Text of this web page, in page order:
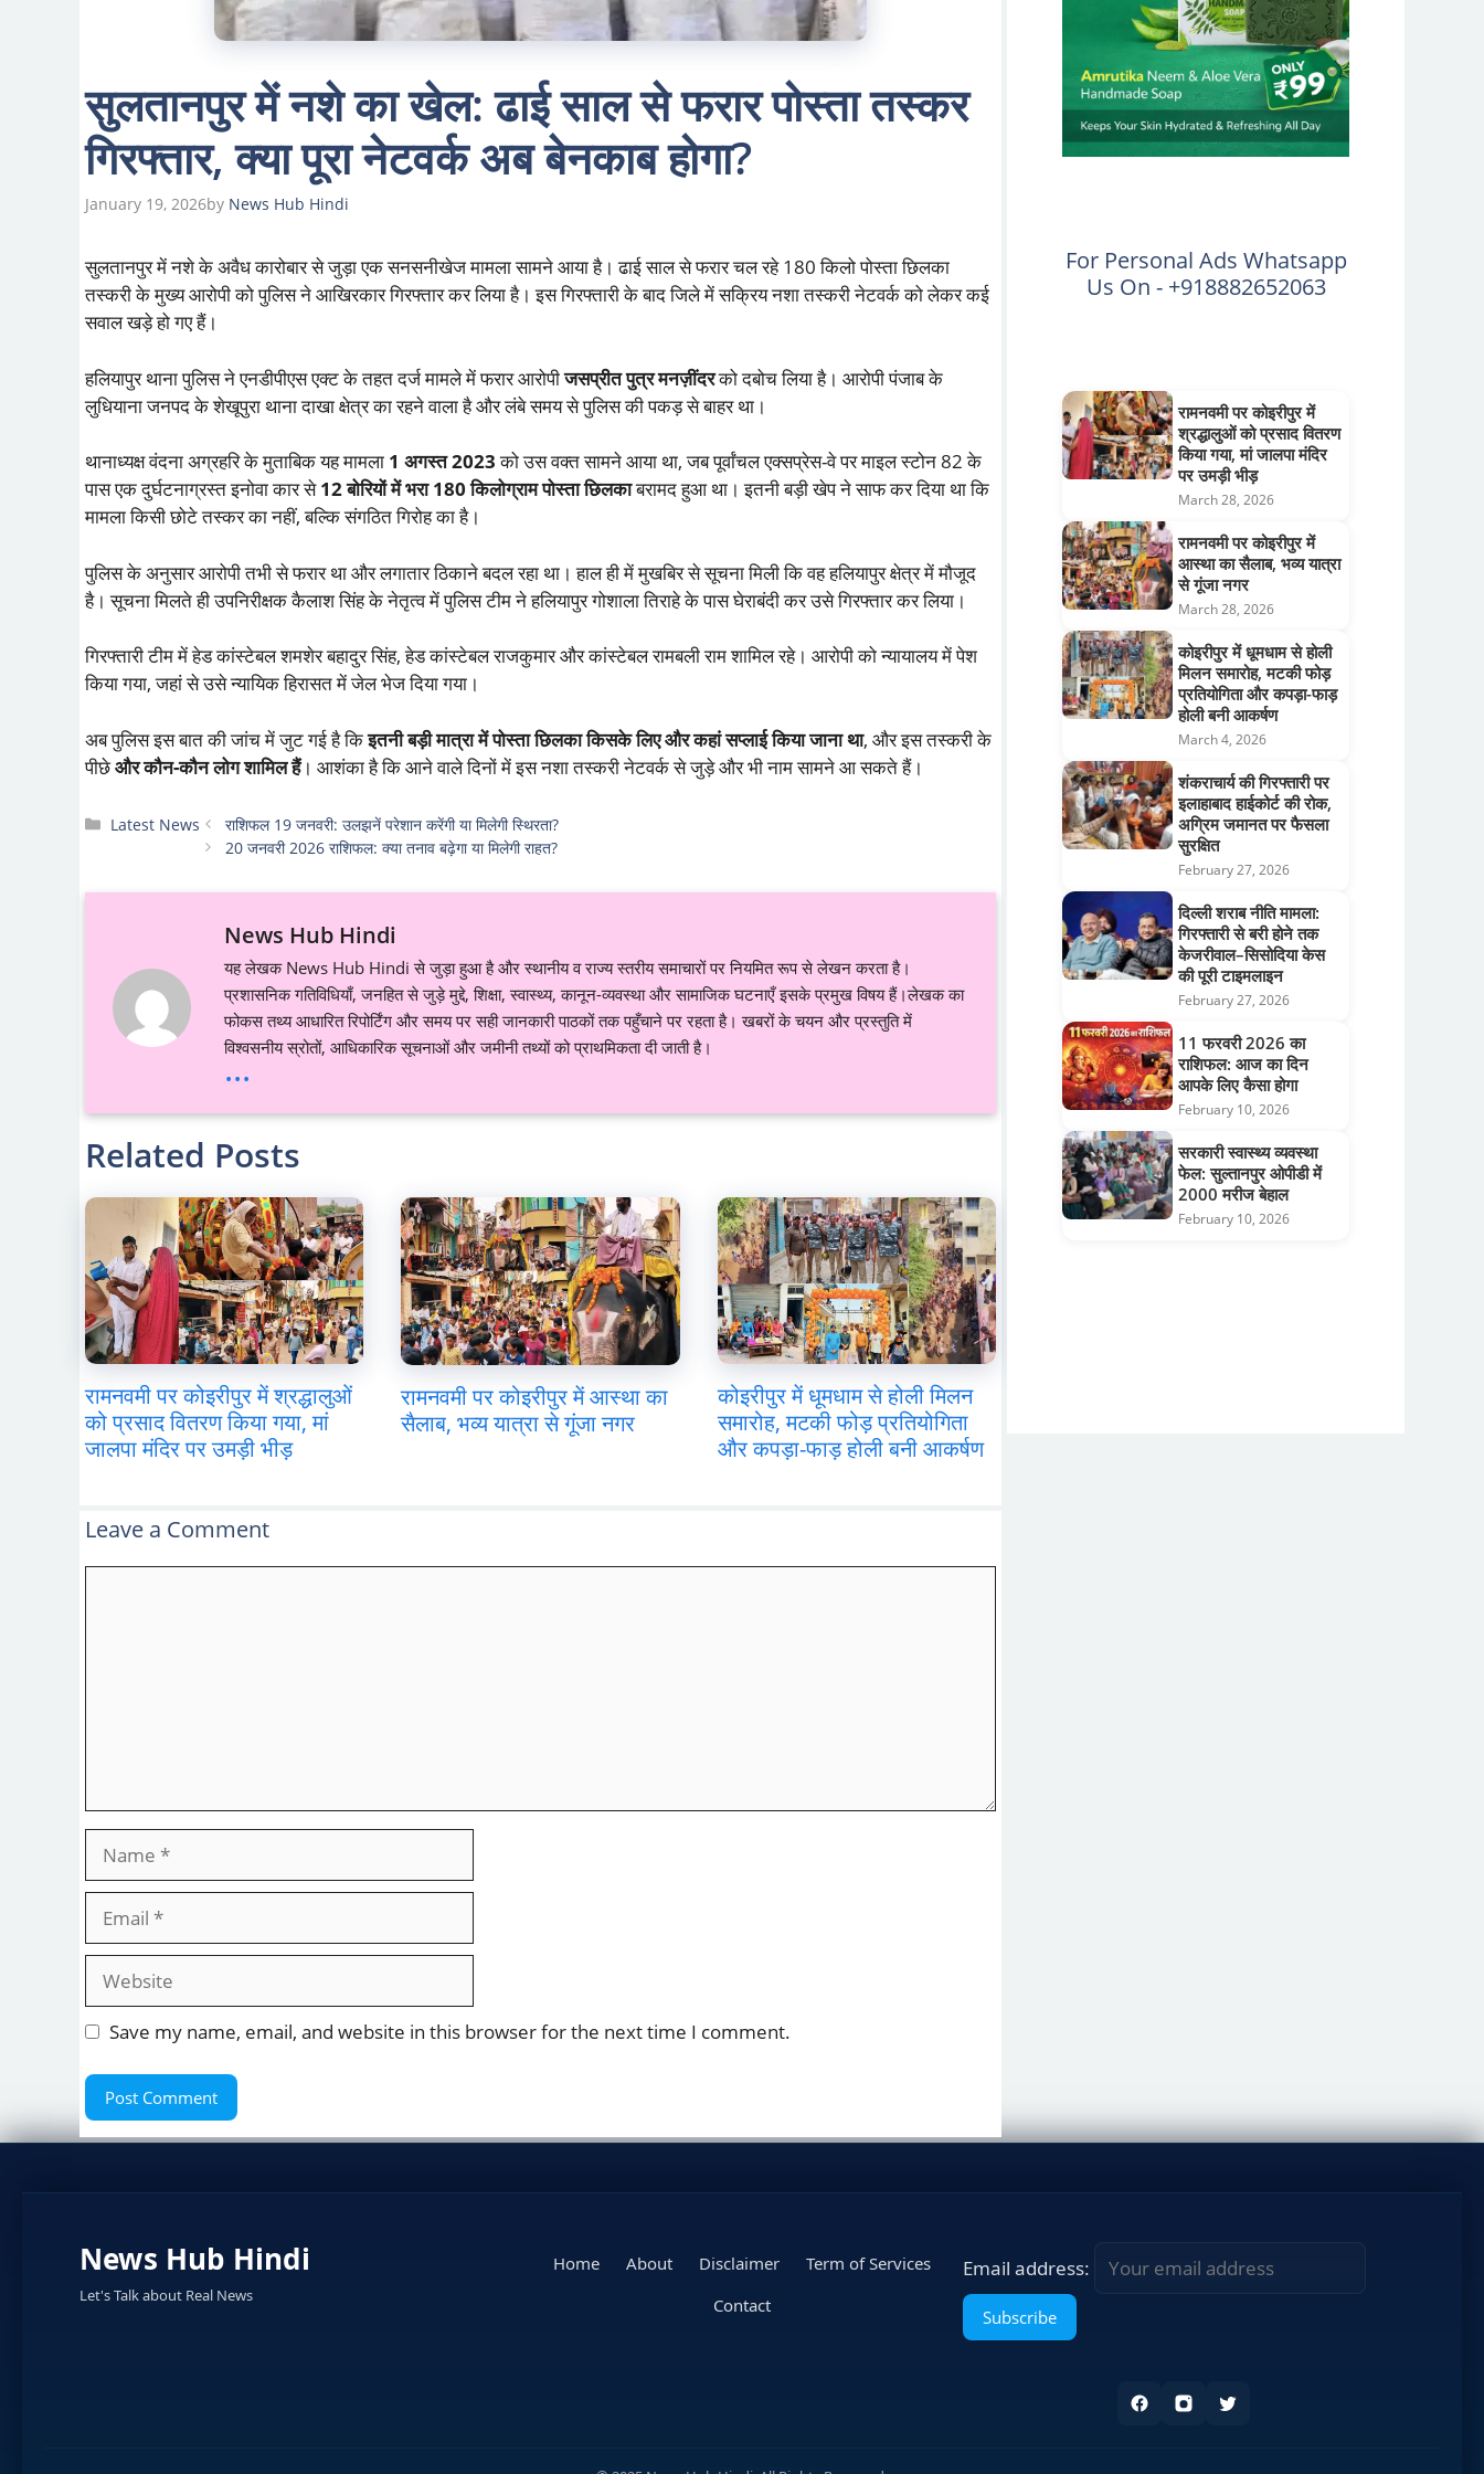
सुलतानपुर में नशे का खेल: ढाई साल से फरार पोस्ता तस्कर
गिरफ्तार, क्या पूरा नेटवर्क अब बेनकाब होगा?
January 19, 2026by News Hub Hindi
सुलतानपुर में नशे के अवैध कारोबार से जुड़ा एक सनसनीखेज मामला सामने आया है। ढाई साल से फरार चल रहे 180 किलो पोस्ता छिलका
तस्करी के मुख्य आरोपी को पुलिस ने आखिरकार गिरफ्तार कर लिया है। इस गिरफ्तारी के बाद जिले में सक्रिय नशा तस्करी नेटवर्क को लेकर कई
सवाल खड़े हो गए हैं।
हलियापुर थाना पुलिस ने एनडीपीएस एक्ट के तहत दर्ज मामले में फरार आरोपीजसप्रीत पुत्र मनज़ींदरको दबोच लिया है। आरोपी पंजाब के
लुधियाना जनपद के शेखूपुरा थाना दाखा क्षेत्र का रहने वाला है और लंबे समय से पुलिस की पकड़ से बाहर था।
थानाध्यक्ष वंदना अग्रहरि के मुताबिक यह मामला 1 अगस्त 2023को उस वक्त सामने आया था, जब पूर्वांचल एक्सप्रेस-वे पर माइल स्टोन 82 के
पास एक दुर्घटनाग्रस्त इनोवा कार से12 बोरियों में भरा 180 किलोग्राम पोस्ता छिलकाबरामद हुआ था। इतनी बड़ी खेप ने साफ कर दिया था कि
मामला किसी छोटे तस्कर का नहीं, बल्कि संगठित गिरोह का है।
पुलिस के अनुसार आरोपी तभी से फरार था और लगातार ठिकाने बदल रहा था। हाल ही में मुखबिर से सूचना मिली कि वह हलियापुर क्षेत्र में मौजूद
है। सूचना मिलते ही उपनिरीक्षक कैलाश सिंह के नेतृत्व में पुलिस टीम ने हलियापुर गोशाला तिराहे के पास घेराबंदी कर उसे गिरफ्तार कर लिया।
गिरफ्तारी टीम में हेड कांस्टेबल शमशेर बहादुर सिंह, हेड कांस्टेबल राजकुमार और कांस्टेबल रामबली राम शामिल रहे। आरोपी को न्यायालय में पेश
किया गया, जहां से उसे न्यायिक हिरासत में जेल भेज दिया गया।
अब पुलिस इस बात की जांच में जुट गई है किइतनी बड़ी मात्रा में पोस्ता छिलका किसके लिए और कहां सप्लाई किया जाना था, और इस तस्करी के
पीछेऔर कौन-कौन लोग शामिल हैं। आशंका है कि आने वाले दिनों में इस नशा तस्करी नेटवर्क से जुड़े और भी नाम सामने आ सकते हैं।
Categories
Latest News
राशिफल 19 जनवरी: उलझनें परेशान करेंगी या मिलेगी स्थिरता?
20 जनवरी 2026 राशिफल: क्या तनाव बढ़ेगा या मिलेगी राहत?
News Hub Hindi
यह लेखक News Hub Hindi से जुड़ा हुआ है और स्थानीय व राज्य स्तरीय समाचारों पर नियमित रूप से लेखन करता है।
प्रशासनिक गतिविधियाँ, जनहित से जुड़े मुद्दे, शिक्षा, स्वास्थ्य, कानून-व्यवस्था और सामाजिक घटनाएँ इसके प्रमुख विषय हैं।लेखक का
फोकस तथ्य आधारित रिपोर्टिंग और समय पर सही जानकारी पाठकों तक पहुँचाने पर रहता है। खबरों के चयन और प्रस्तुति में
विश्वसनीय स्रोतों, आधिकारिक सूचनाओं और जमीनी तथ्यों को प्राथमिकता दी जाती है।
...
Related Posts
रामनवमी पर कोइरीपुर में श्रद्धालुओं
को प्रसाद वितरण किया गया, मां
जालपा मंदिर पर उमड़ी भीड़
रामनवमी पर कोइरीपुर में आस्था का
सैलाब, भव्य यात्रा से गूंजा नगर
कोइरीपुर में धूमधाम से होली मिलन
समारोह, मटकी फोड़ प्रतियोगिता
और कपड़ा-फाड़ होली बनी आकर्षण
Leave a Comment
Website
Save my name, email, and website in this browser for the next time I comment.
For Personal Ads Whatsapp
Us On - +918882652063
रामनवमी पर कोइरीपुर में
श्रद्धालुओं को प्रसाद वितरण
किया गया, मां जालपा मंदिर
पर उमड़ी भीड़
March 28, 2026
रामनवमी पर कोइरीपुर में
आस्था का सैलाब, भव्य यात्रा
से गूंजा नगर
March 28, 2026
कोइरीपुर में धूमधाम से होली
मिलन समारोह, मटकी फोड़
प्रतियोगिता और कपड़ा-फाड़
होली बनी आकर्षण
March 4, 2026
शंकराचार्य की गिरफ्तारी पर
इलाहाबाद हाईकोर्ट की रोक,
अग्रिम जमानत पर फैसला
सुरक्षित
February 27, 2026
दिल्ली शराब नीति मामला:
गिरफ्तारी से बरी होने तक
केजरीवाल–सिसोदिया केस
की पूरी टाइमलाइन
February 27, 2026
11 फरवरी 2026 का
राशिफल: आज का दिन
आपके लिए कैसा होगा
February 10, 2026
सरकारी स्वास्थ्य व्यवस्था
फेल: सुल्तानपुर ओपीडी में
2000 मरीज बेहाल
February 10, 2026
News Hub Hindi
Let's Talk about Real News
Home About Disclaimer
Term of Services
Contact
Email address: